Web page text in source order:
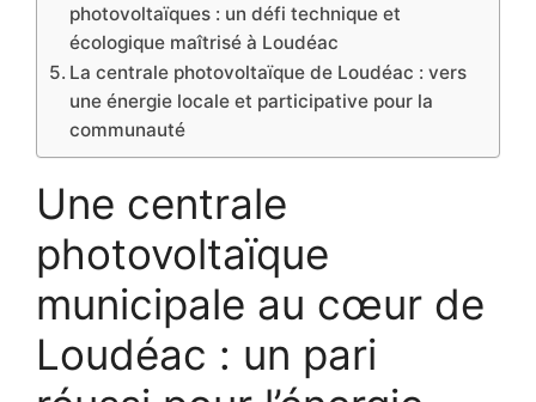
photovoltaïques : un défi technique et
écologique maîtrisé à Loudéac
La centrale photovoltaïque de Loudéac : vers
une énergie locale et participative pour la
communauté
Une centrale
photovoltaïque
municipale au cœur de
Loudéac : un pari